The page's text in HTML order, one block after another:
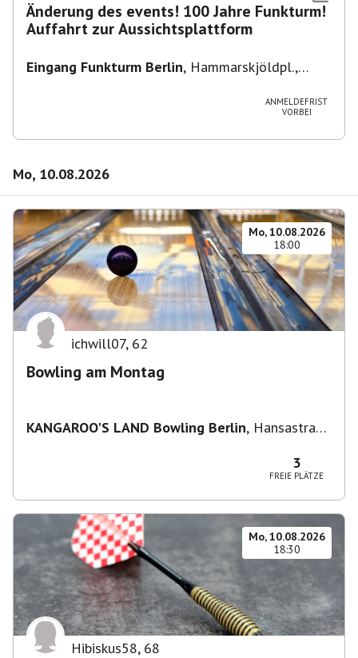
Änderung des events! 100 Jahre Funkturm!
Auffahrt zur Aussichtsplattform
Eingang Funkturm Berlin, Hammarskjöldpl.,
ANMELDEFRIST
VORBEI
Mo, 10.08.2026
Mo, 10.08.2026
18:00
ichwill07, 62
Bowling am Montag
KANGAROO'S LAND Bowling Berlin, Hansastraße
3
FREIE PLÄTZE
Mo, 10.08.2026
18:30
Hibiskus58, 68